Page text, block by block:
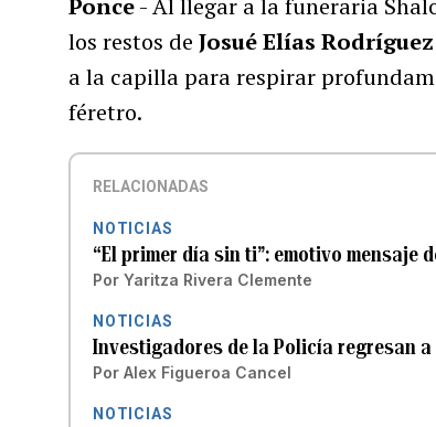
Ponce- Al llegar a la funeraria
los restos deJosué Elías
a la capilla para respirar
féretro.
RELACIONADAS
NOTICIAS
“El primer día sin ti”: emotivo mensaje
Por Yaritza Rivera Clemente
NOTICIAS
Investigadores de la Policía regresan
Por Alex Figueroa Cancel
NOTICIAS